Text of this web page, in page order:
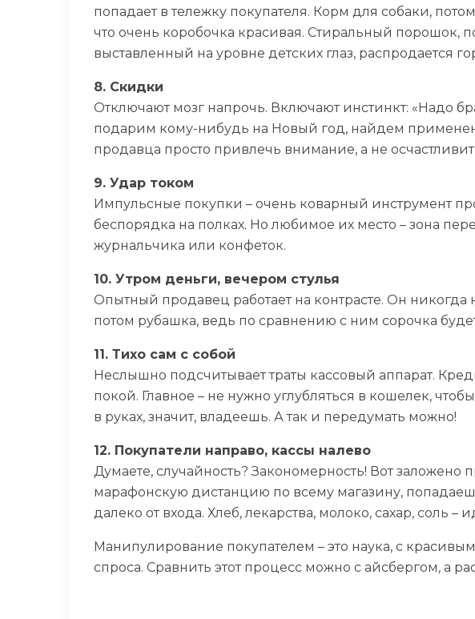
попадает в тележку покупателя. Корм для собаки,
что очень коробочка красивая. Стиральный порошок,
выставленный на уровне детских глаз, распродается
8. Скидки
Отключают мозг напрочь. Включают инстинкт: «Надо
подарим кому-нибудь на Новый год, найдем
продавца просто привлечь внимание, а не
9. Удар током
Импульсные покупки – очень коварный инструмент
беспорядка на полках. Но любимое их место – зона
журнальчика или конфеток.
10. Утром деньги, вечером стулья
Опытный продавец работает на контрасте. Он
потом рубашка, ведь по сравнению с ним сорочка
11. Тихо сам с собой
Неслышно подсчитывает траты кассовый аппарат.
покой. Главное – не нужно углубляться в кошелек,
в руках, значит, владеешь. А так и передумать можно!
12. Покупатели направо, кассы налево
Думаете, случайность? Закономерность! Вот
марафонскую дистанцию по всему магазину,
далеко от входа. Хлеб, лекарства, молоко, сахар, соль –
Манипулирование покупателем – это наука, с
спроса. Сравнить этот процесс можно с айсбергом, а